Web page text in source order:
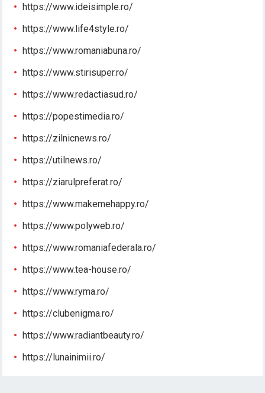
https://www.ideisimple.ro/
https://www.life4style.ro/
https://www.romaniabuna.ro/
https://www.stirisuper.ro/
https://www.redactiasud.ro/
https://popestimedia.ro/
https://zilnicnews.ro/
https://utilnews.ro/
https://ziarulpreferat.ro/
https://www.makemehappy.ro/
https://www.polyweb.ro/
https://www.romaniafederala.ro/
https://www.tea-house.ro/
https://www.ryma.ro/
https://clubenigma.ro/
https://www.radiantbeauty.ro/
https://lunainimii.ro/